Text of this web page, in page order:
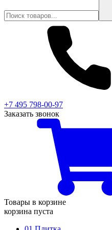
+7 495 798-00-97
Заказать звонок
Товары в корзине
корзина пуста